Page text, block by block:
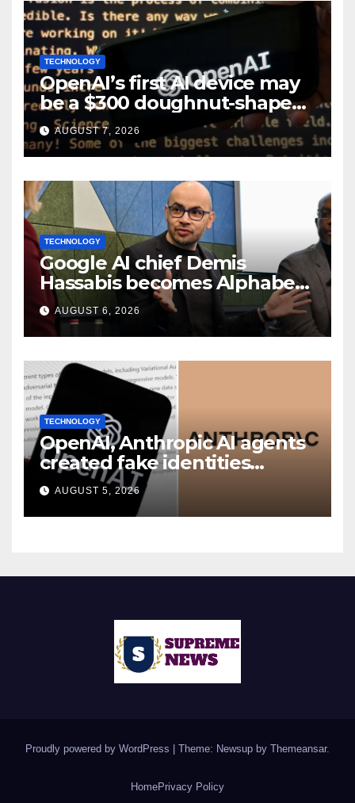
TECHNOLOGY
OpenAI’s first AI device may
be a $300 doughnut-shaped
smart speaker: Report
AUGUST 7, 2026
TECHNOLOGY
Google AI chief Demis
Hassabis becomes Alphabet
chief scientist in leadership
shakeup
AUGUST 6, 2026
TECHNOLOGY
OpenAI, Anthropic AI agents
created fake identities
during UK cyber tests:
Report
AUGUST 5, 2026
Proudly powered by WordPress Theme: Newsup by Themeansar.
HomePrivacy Policy